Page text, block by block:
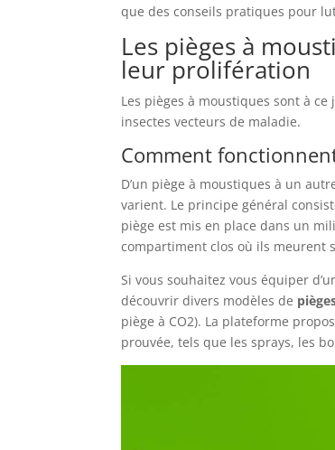
que des conseils pratiques pour
Les pièges à
leur prolifération
Les pièges à moustiques sont à
insectes vecteurs de maladie.
Comment
D’un piège à moustiques à un
varient. Le principe général
piège est mis en place dans un
compartiment clos où ils meurent
Si vous souhaitez vous équiper
découvrir divers modèles de
piège à CO2). La plateforme
prouvée, tels que les sprays, les